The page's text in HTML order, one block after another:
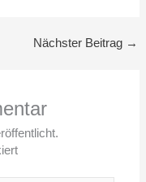
Nächster Beitrag →